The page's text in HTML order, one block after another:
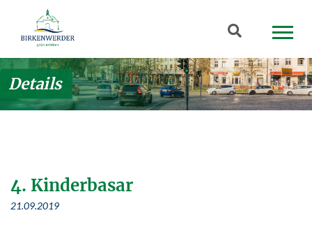
Zum Hauptinhalt springen
Suchbegriff
Details
4. Kinderbasar
21.09.2019